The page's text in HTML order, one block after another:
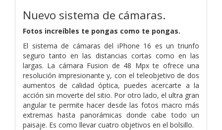
Nuevo sistema de cámaras.
Fotos increíbles te pongas como te pongas.
El sistema de cámaras del iPhone 16 es un triunfo
seguro tanto en las distancias cortas como en las
largas. La cámara Fusion de 48 Mpx te ofrece una
resolución impresionante y, con el teleobjetivo de dos
aumentos de calidad óptica, puedes acercarte a la
acción sin moverte del sitio. Por otro lado, el ultra gran
angular te permite hacer desde las fotos macro más
extremas hasta panorámicas donde cabe todo un
paisaje. Es como llevar cuatro objetivos en el bolsillo.